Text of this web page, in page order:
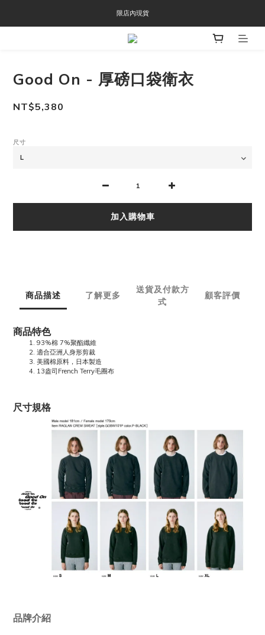
OOFOS週年慶限時8折優惠
限店內現貨
OOFOS週年慶限時8折優惠
Good On - 厚磅口袋衛衣
NT$5,380
尺寸
加入購物車
商品描述 了解更多
送貨及付款方
式
顧客評價
商品特色
93%棉 7%聚酯纖維
適合亞洲人身形剪裁
美國棉原料，日本製造
13盎司French Terry毛圈布
尺寸規格
品牌介紹